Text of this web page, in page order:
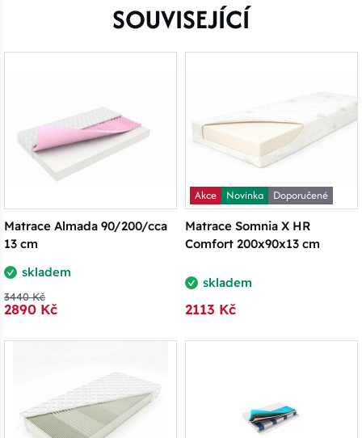
SOUVISEJÍCÍ
Matrace Almada 90/200/cca
13 cm
skladem
3440 Kč
2890 Kč
Akce Novinka
Doporučené
Matrace Somnia X HR
Comfort 200x90x13 cm
skladem
2113 Kč